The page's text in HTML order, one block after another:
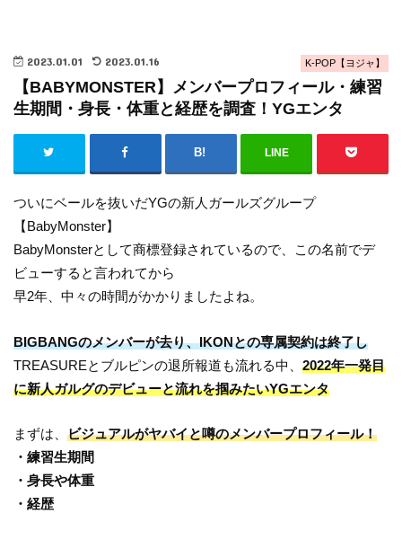
K-POP【ヨジャ】
2023.01.01 2023.01.16
【BABYMONSTER】メンバープロフィール・練習
生期間・身長・体重と経歴を調査！YGエンタ
LINE
ついにベールを抜いだYGの新人ガールズグループ
【BabyMonster】
BabyMonsterとして商標登録されているので、この名前でデ
ビューすると言われてから
早2年、中々の時間がかかりましたよね。
BIGBANGのメンバーが去り、IKONとの専属契約は終了し
TREASUREとブルピンの退所報道も流れる中、2022年一発目
に新人ガルグのデビューと流れを掴みたいYGエンタ
まずは、ビジュアルがヤバイと噂のメンバープロフィール！
・練習生期間
・身長や体重
・経歴